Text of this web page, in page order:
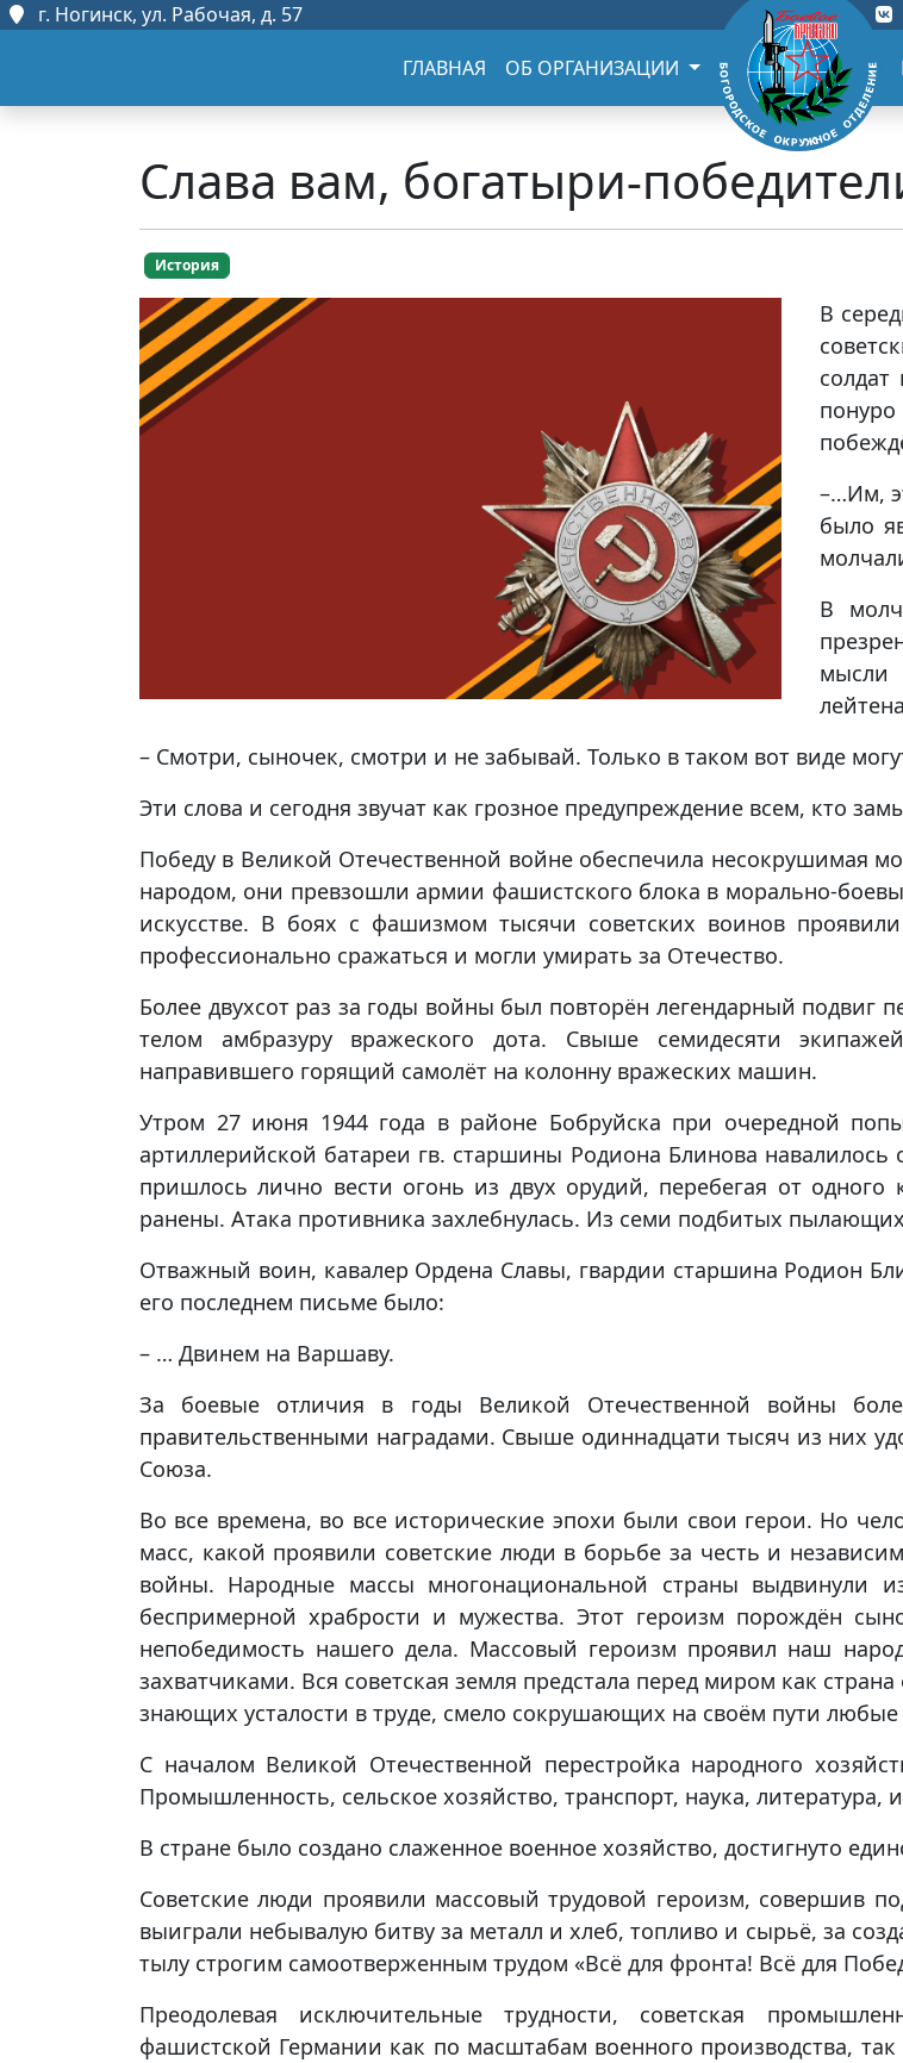
г. Ногинск, ул. Рабочая, д. 57
ГЛАВНАЯ ОБ ОРГАНИЗАЦИИ
Слава вам, богатыри-
История
В
–…Им,
было
В
мысли
– Смотри, сыночек, смотри и не забывай. Только в таком вот виде
Эти слова и сегодня звучат как грозное предупреждение всем, кто
Победу в Великой Отечественной войне обеспечила несокрушимая
народом, они превзошли армии фашистского блока в морально-
искусстве. В боях с фашизмом тысячи советских воинов
профессионально сражаться и могли умирать за Отечество.
Более двухсот раз за годы войны был повторён легендарный подвиг
телом амбразуру вражеского дота. Свыше семидесяти
направившего горящий самолёт на колонну вражеских машин.
Утром 27 июня 1944 года в районе Бобруйска при очередной
артиллерийской батареи гв. старшины Родиона Блинова
пришлось лично вести огонь из двух орудий, перебегая от
ранены. Атака противника захлебнулась. Из семи подбитых
Отважный воин, кавалер Ордена Славы, гвардии старшина Родион
его последнем письме было:
– … Двинем на Варшаву.
За боевые отличия в годы Великой Отечественной войны
правительственными наградами. Свыше одиннадцати тысяч из них
Союза.
Во все времена, во все исторические эпохи были свои герои. Но
масс, какой проявили советские люди в борьбе за честь и
войны. Народные массы многонациональной страны выдвинули
беспримерной храбрости и мужества. Этот героизм порождён
непобедимость нашего дела. Массовый героизм проявил наш
захватчиками. Вся советская земля предстала перед миром как
знающих усталости в труде, смело сокрушающих на своём пути любые
С началом Великой Отечественной перестройка народного
Промышленность, сельское хозяйство, транспорт, наука, литература,
В стране было создано слаженное военное хозяйство, достигнуто
Советские люди проявили массовый трудовой героизм, совершив
выиграли небывалую битву за металл и хлеб, топливо и сырьё, за
тылу строгим самоотверженным трудом «Всё для фронта! Всё для
Преодолевая исключительные трудности, советская
фашистской Германии как по масштабам военного производства,